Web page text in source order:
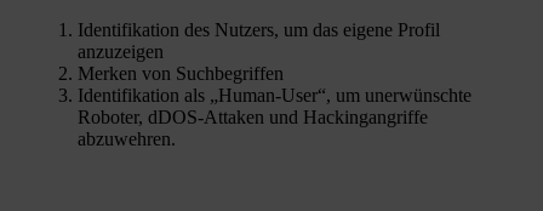
Identifikation des Nutzers, um das eigene Profil
anzuzeigen
Merken von Suchbegriffen
Identifikation als „Human-User“, um unerwünschte
Roboter, dDOS-Attaken und Hackingangriffe
abzuwehren.